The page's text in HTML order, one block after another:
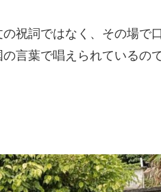
祝詞ではなく、その場で
言葉で唱えられているの